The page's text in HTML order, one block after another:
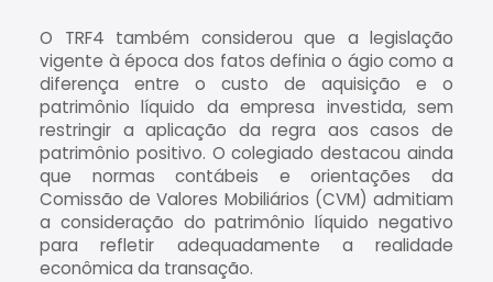
O TRF4 também considerou que a legislação
vigente à época dos fatos definia o ágio como a
diferença entre o custo de aquisição e o
patrimônio líquido da empresa investida, sem
restringir a aplicação da regra aos casos de
patrimônio positivo. O colegiado destacou ainda
que normas contábeis e orientações da
Comissão de Valores Mobiliários (CVM) admitiam
a consideração do patrimônio líquido negativo
para refletir adequadamente a realidade
econômica da transação.